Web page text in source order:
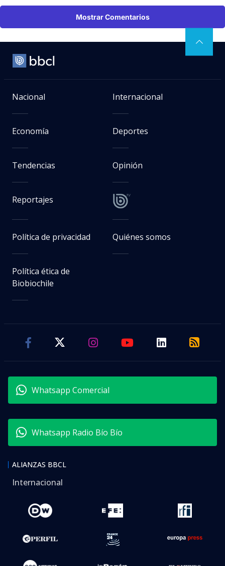
Mostrar Comentarios
Nacional Internacional
Economía Deportes
Tendencias Opinión
Reportajes
Política de privacidad Quiénes somos
Política ética de
Biobiochile
Whatsapp Comercial
Whatsapp Radio Bío Bío
ALIANZAS BBCL
Internacional